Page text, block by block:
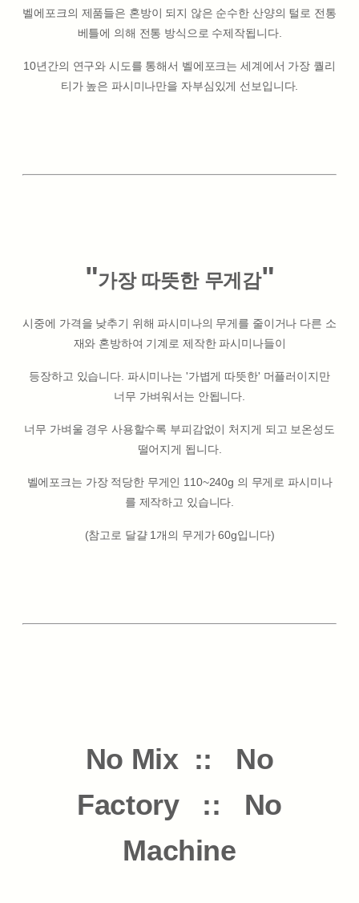
벨에포크의 제품들은 혼방이 되지 않은 순수한 산양의 털로 전통
베틀에 의해 전통 방식으로 수제작됩니다.
10년간의 연구와 시도를 통해서 벨에포크는 세계에서 가장 퀄리
티가 높은 파시미나만을 자부심있게 선보입니다.
"가장 따뜻한 무게감"
시중에 가격을 낮추기 위해 파시미나의 무게를 줄이거나 다른 소
재와 혼방하여 기계로 제작한 파시미나들이
등장하고 있습니다. 파시미나는 '가볍게 따뜻한' 머플러이지만
너무 가벼워서는 안됩니다.
너무 가벼울 경우 사용할수록 부피감없이 처지게 되고 보온성도
떨어지게 됩니다.
벨에포크는 가장 적당한 무게인 110~240g 의 무게로 파시미나
를 제작하고 있습니다.
(참고로 달걀 1개의 무게가 60g입니다)
No Mix :: No
Factory :: No
Machine